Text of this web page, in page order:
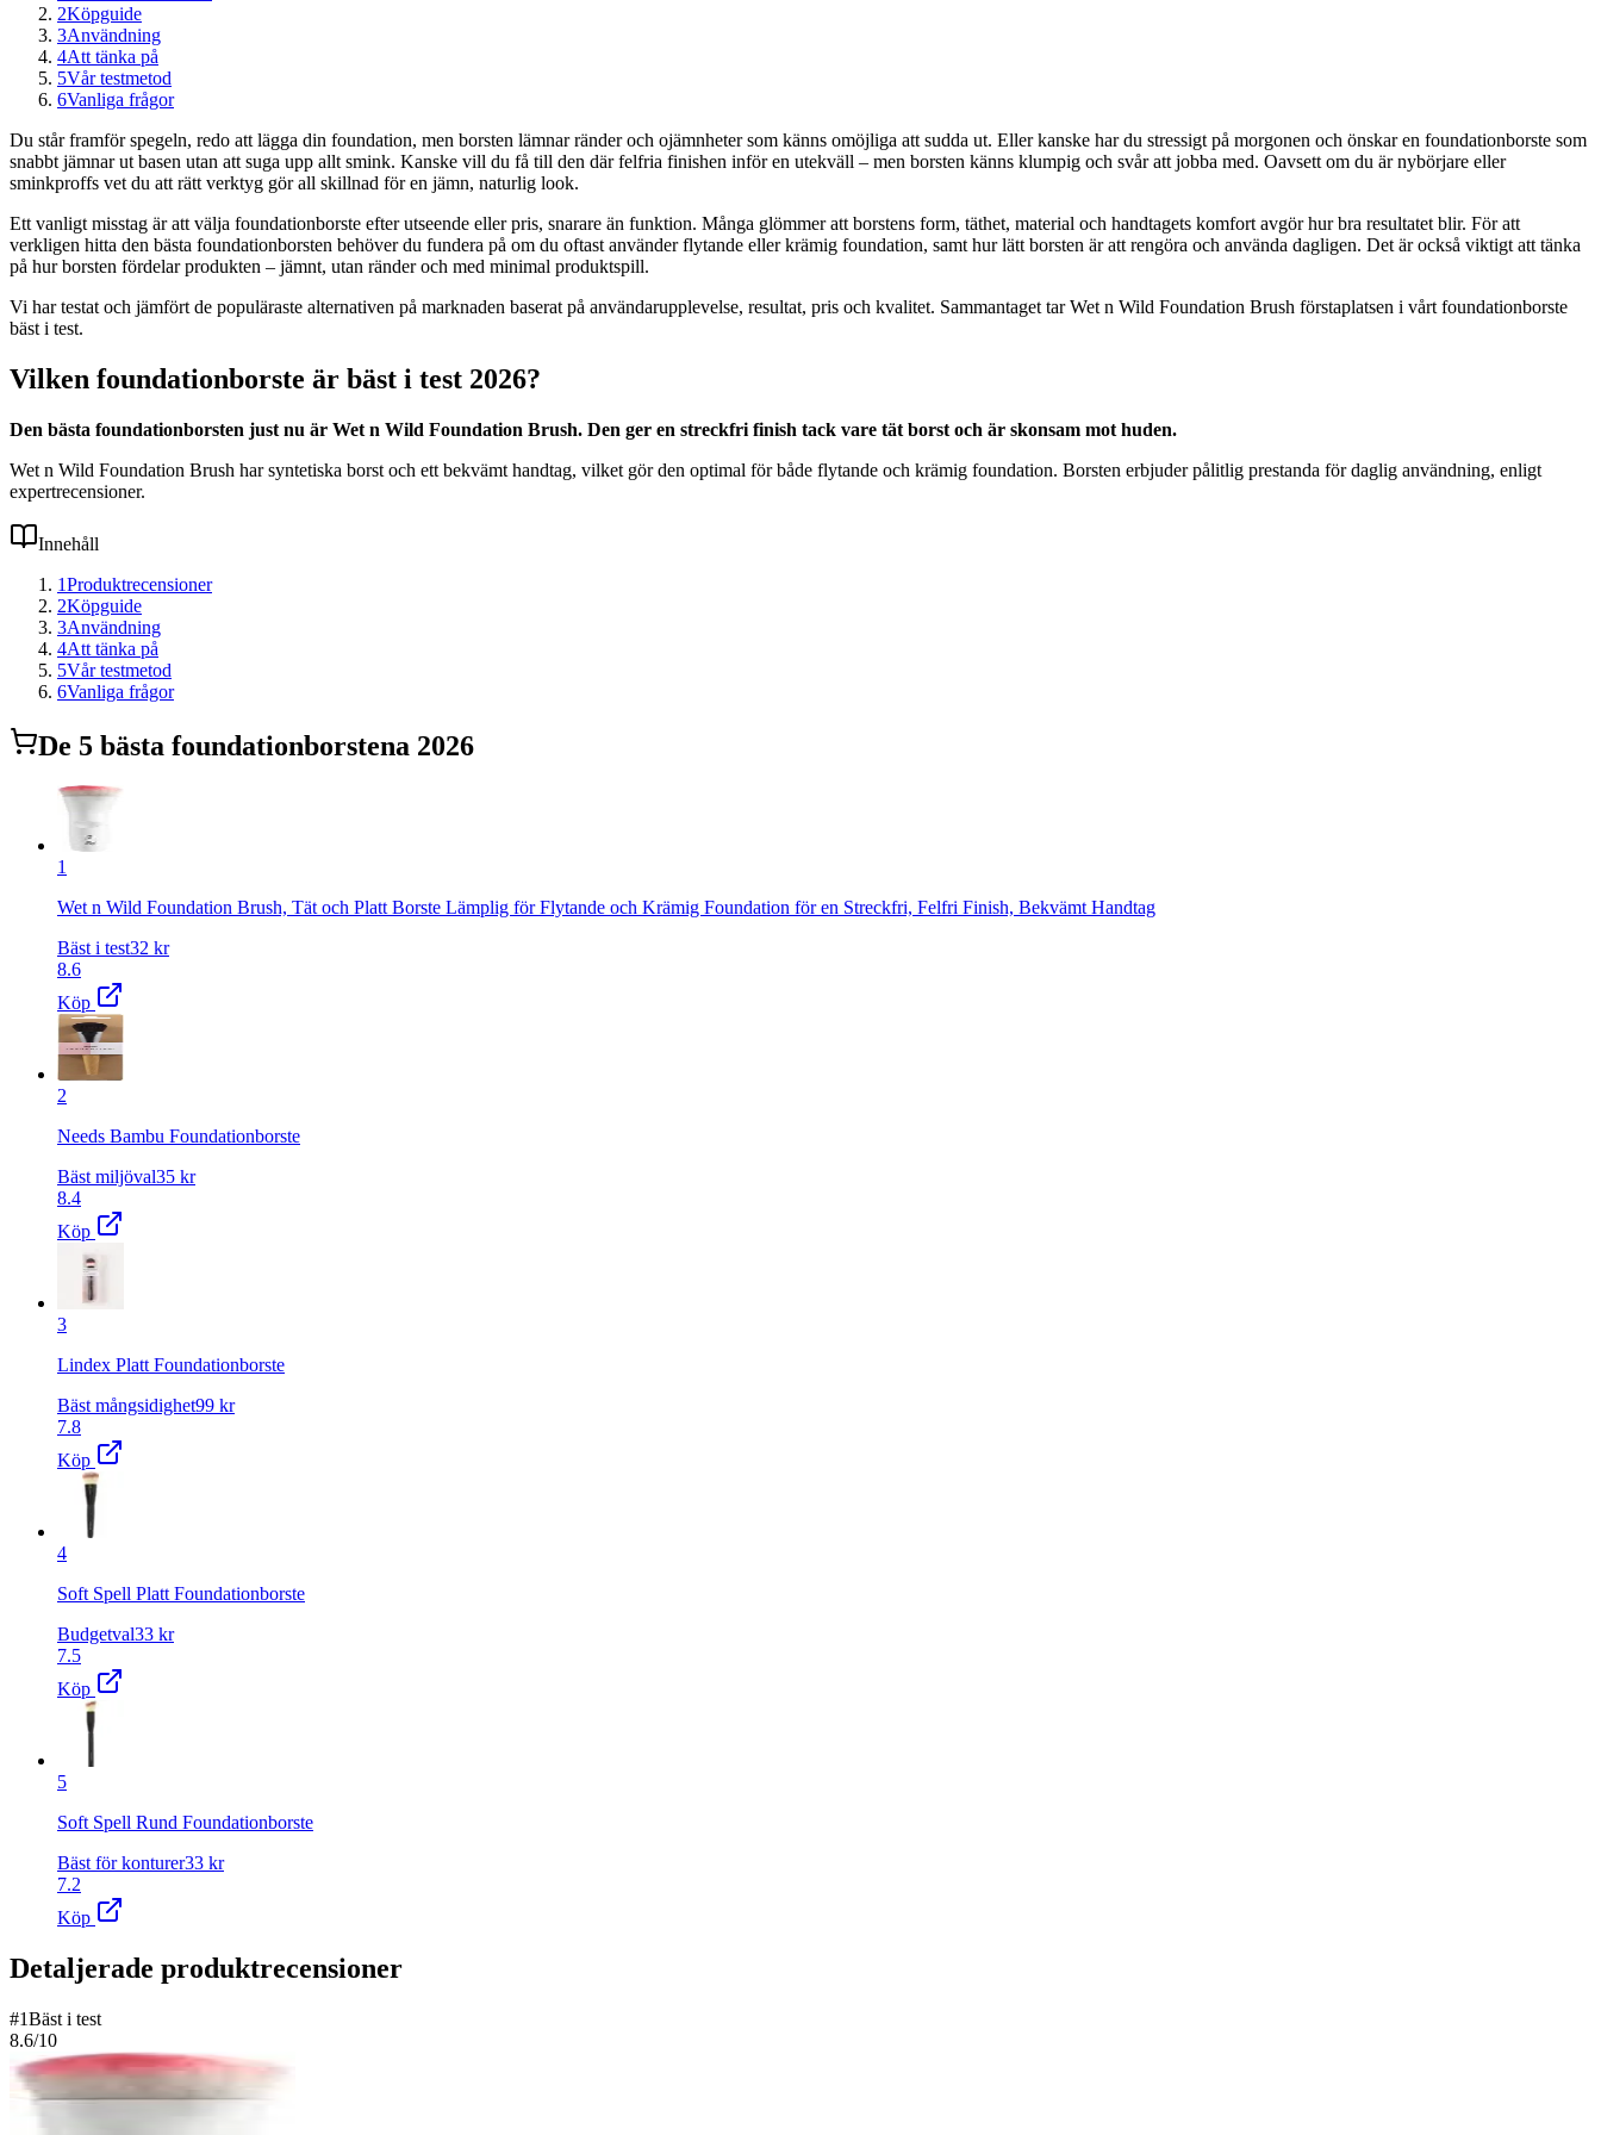
2Köpguide
3Användning
4Att tänka på
5Vår testmetod
6Vanliga frågor
Du står framför spegeln, redo att lägga din foundation, men borsten lämnar ränder och ojämnheter som känns omöjliga att sudda ut. Eller kanske har du stressigt på morgonen och önskar en foundationborste som
snabbt jämnar ut basen utan att suga upp allt smink. Kanske vill du få till den där felfria finishen inför en utekväll – men borsten känns klumpig och svår att jobba med. Oavsett om du är nybörjare eller
sminkproffs vet du att rätt verktyg gör all skillnad för en jämn, naturlig look.
Ett vanligt misstag är att välja foundationborste efter utseende eller pris, snarare än funktion. Många glömmer att borstens form, täthet, material och handtagets komfort avgör hur bra resultatet blir. För att
verkligen hitta den bästa foundationborsten behöver du fundera på om du oftast använder flytande eller krämig foundation, samt hur lätt borsten är att rengöra och använda dagligen. Det är också viktigt att tänka
på hur borsten fördelar produkten – jämnt, utan ränder och med minimal produktspill.
Vi har testat och jämfört de populäraste alternativen på marknaden baserat på användarupplevelse, resultat, pris och kvalitet. Sammantaget tar Wet n Wild Foundation Brush förstaplatsen i vårt foundationborste
bäst i test.
Vilken foundationborste är bäst i test 2026?
Den bästa foundationborsten just nu är Wet n Wild Foundation Brush. Den ger en streckfri finish tack vare tät borst och är skonsam mot huden.
Wet n Wild Foundation Brush har syntetiska borst och ett bekvämt handtag, vilket gör den optimal för både flytande och krämig foundation. Borsten erbjuder pålitlig prestanda för daglig användning, enligt
expertrecensioner.
Innehåll
1Produktrecensioner
2Köpguide
3Användning
4Att tänka på
5Vår testmetod
6Vanliga frågor
De 5 bästa foundationborstena 2026
1
Wet n Wild Foundation Brush, Tät och Platt Borste Lämplig för Flytande och Krämig Foundation för en Streckfri, Felfri Finish, Bekvämt Handtag
Bäst i test32 kr
8.6
Köp
2
Needs Bambu Foundationborste
Bäst miljöval35 kr
8.4
Köp
3
Lindex Platt Foundationborste
Bäst mångsidighet99 kr
7.8
Köp
4
Soft Spell Platt Foundationborste
Budgetval33 kr
7.5
Köp
5
Soft Spell Rund Foundationborste
Bäst för konturer33 kr
7.2
Köp
Detaljerade produktrecensioner
#1Bäst i test
8.6/10